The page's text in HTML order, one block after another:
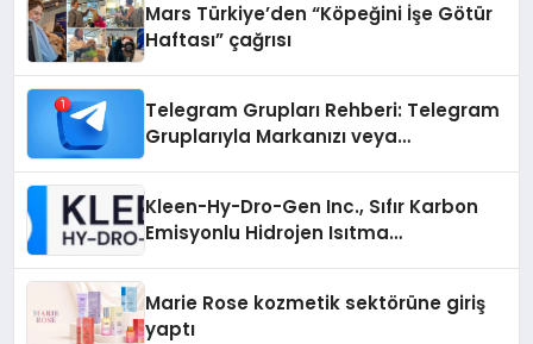
Mars Türkiye’den “Köpeğini İşe Götür
Haftası” çağrısı
Telegram Grupları Rehberi: Telegram
Gruplarıyla Markanızı veya
Kleen-Hy-Dro-Gen Inc., Sıfır Karbon
Emisyonlu Hidrojen Isıtma
Marie Rose kozmetik sektörüne giriş
yaptı